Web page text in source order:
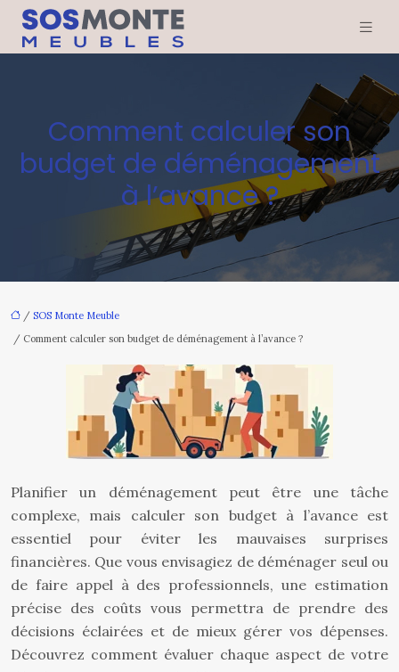
Comment calculer son
budget de déménagement
à l’avance ?
/ SOS Monte Meuble
/ Comment calculer son budget de déménagement à l’avance ?
Planifier un déménagement peut être une tâche
complexe, mais calculer son budget à l’avance est
essentiel pour éviter les mauvaises surprises
financières. Que vous envisagiez de déménager seul ou
de faire appel à des professionnels, une estimation
précise des coûts vous permettra de prendre des
décisions éclairées et de mieux gérer vos dépenses.
Découvrez comment évaluer chaque aspect de votre